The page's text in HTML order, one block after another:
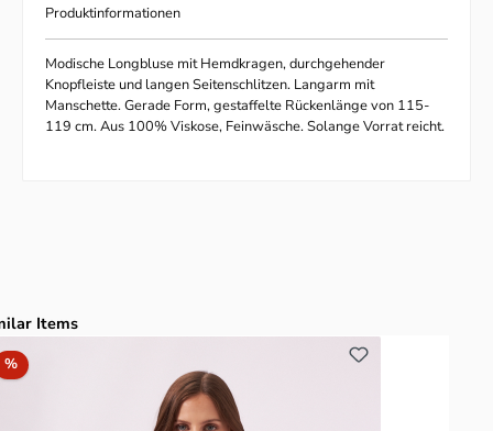
Produktinformationen
Modische Longbluse mit Hemdkragen, durchgehender
Knopfleiste und langen Seitenschlitzen. Langarm mit
Manschette. Gerade Form, gestaffelte Rückenlänge von 115-
119 cm. Aus 100% Viskose, Feinwäsche. Solange Vorrat reicht.
überspringen
Items
%Rabatt